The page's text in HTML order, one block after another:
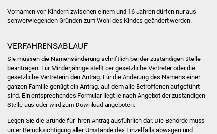
Bürgerinfos
Schulen
Kindergärten
Kolping-Musikschule
Volkshochschule
Vornamen von Kindern zwischen einem und 16 Jahren dürfen nur aus
schwerwiegenden Gründen zum Wohl des Kindes geändert werden.
VERFAHRENSABLAUF
Sie müssen die Namensänderung schriftlich bei der zuständigen Stelle
beantragen. Für Minderjährige stellt der gesetzliche Vertreter oder die
gesetzliche Vertreterin den Antrag. Für die Änderung des Namens einer
ganzen Familie genügt ein Antrag, auf dem alle Betroffenen aufgeführt
sind. Ein entsprechendes Formular liegt je nach Angebot der zuständigen
Stelle aus oder wird zum Download angeboten.
Legen Sie die Gründe für Ihren Antrag ausführlich dar. Die Behörde muss
unter Berücksichtigung aller Umstände des Einzelfalls abwägen und